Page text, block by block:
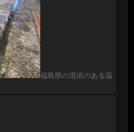
福島県の混浴のある温